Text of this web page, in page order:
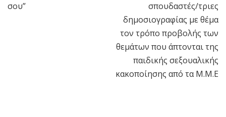
σου”
σπουδαστές/τριες
δημοσιογραφίας με θέμα
τον τρόπο προβολής των
θεμάτων που άπτονται της
παιδικής σεξουαλικής
κακοποίησης από τα Μ.Μ.Ε